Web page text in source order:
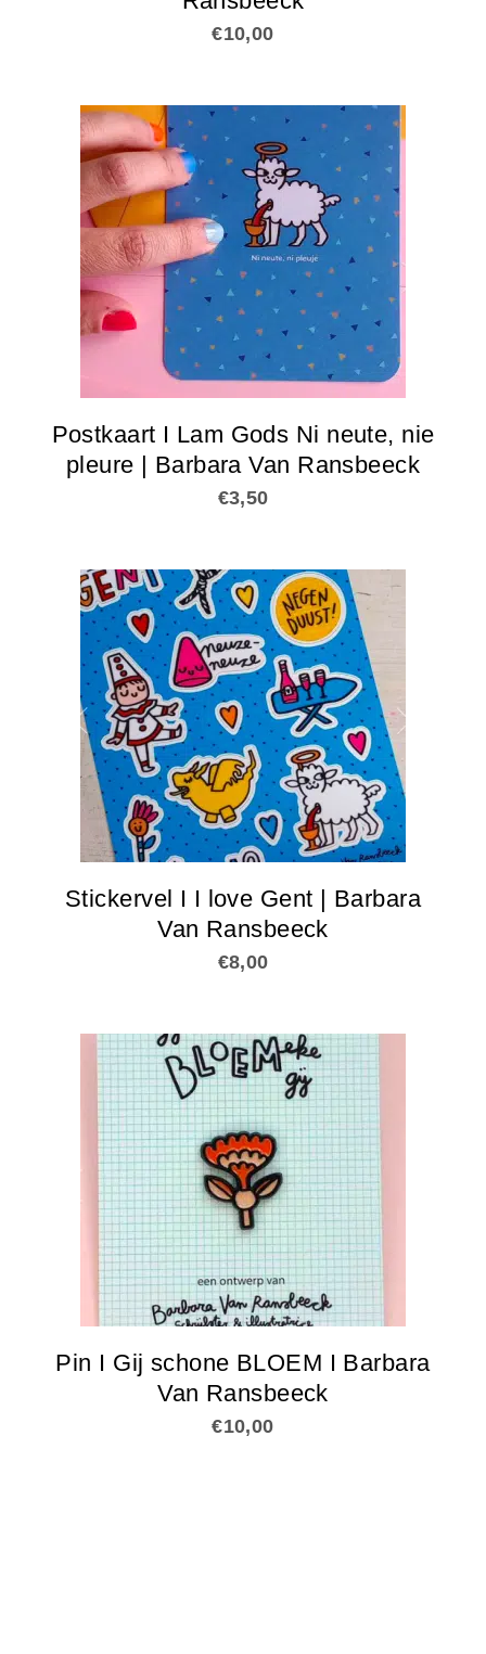
€10,00
Postkaart I Lam Gods Ni neute, nie
pleure | Barbara Van Ransbeeck
€3,50
Stickervel I I love Gent | Barbara
Van Ransbeeck
€8,00
Pin I Gij schone BLOEM I Barbara
Van Ransbeeck
€10,00